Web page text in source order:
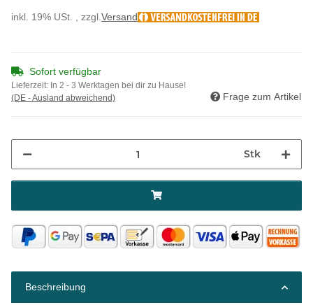
inkl. 19% USt. , zzgl. Versand
Sofort verfügbar
Lieferzeit: In 2 - 3 Werktagen bei dir zu Hause!
(DE - Ausland abweichend)
Frage zum Artikel
Stk
Beschreibung